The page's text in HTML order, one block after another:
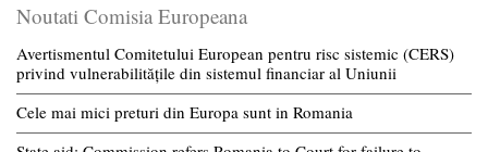
Noutati Comisia Europeana
Avertismentul Comitetului European pentru risc sistemic (CERS)
privind vulnerabilitățile din sistemul financiar al Uniunii
Cele mai mici preturi din Europa sunt in Romania